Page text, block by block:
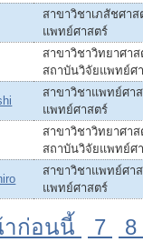
สาขาวิชาเภสัชศา
แพทย์ศาสตร์
สาขาวิชาวิทยาศา
สถาบันวิจัยแพทย์ศ
สาขาวิชาแพทย์ศา
แพทย์ศาสตร์
สาขาวิชาวิทยาศา
สถาบันวิจัยแพทย์ศ
สาขาวิชาแพทย์ศา
แพทย์ศาสตร์
าก่อนนี้ 7
8